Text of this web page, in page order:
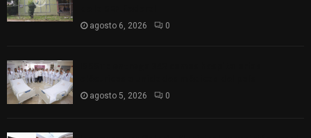
agosto 6, 2026 0
agosto 5, 2026 0